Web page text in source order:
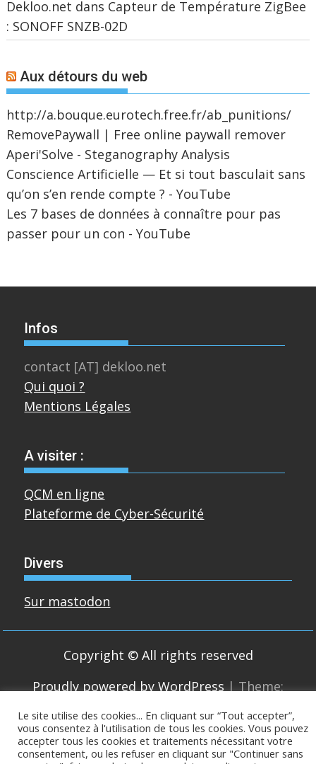
Dekloo.net dans Capteur de Température ZigBee
: SONOFF SNZB-02D
Aux détours du web
http://a.bouque.eurotech.free.fr/ab_punitions/
RemovePaywall | Free online paywall remover
Aperi'Solve - Steganography Analysis
Conscience Artificielle — Et si tout basculait sans
qu’on s’en rende compte ? - YouTube
Les 7 bases de données à connaître pour pas
passer pour un con - YouTube
Infos
contact [AT] dekloo.net
Qui quoi ?
Mentions Légales
A visiter :
QCM en ligne
Plateforme de Cyber-Sécurité
Divers
Sur mastodon
Copyright © All rights reserved
Proudly powered by WordPress | Theme:
Le site utilise des cookies... En cliquant sur “Tout accepter”,
vous consentez à l'utilisation de tous les cookies. Vous pouvez
accepter tous les cookies et traitements nécessitant votre
consentement, ou les refuser en cliquant sur "Continuer sans